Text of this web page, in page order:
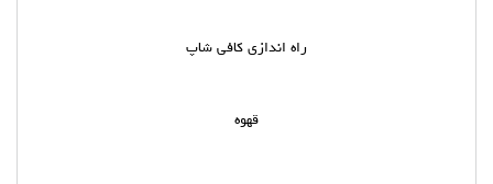
راه اندازی کافی شاپ
قهوه